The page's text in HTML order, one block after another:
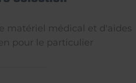
matériel médical et d'aides
pour le particulier